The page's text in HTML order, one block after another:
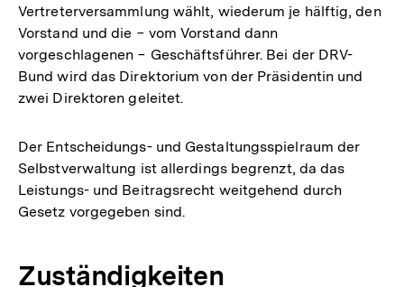
Vertreterversammlung wählt, wiederum je hälftig, den
Vorstand und die − vom Vorstand dann
vorgeschlagenen − Geschäftsführer. Bei der DRV-
Bund wird das Direktorium von der Präsidentin und
zwei Direktoren geleitet.
Der Entscheidungs- und Gestaltungsspielraum der
Selbstverwaltung ist allerdings begrenzt, da das
Leistungs- und Beitragsrecht weitgehend durch
Gesetz vorgegeben sind.
Zuständigkeiten